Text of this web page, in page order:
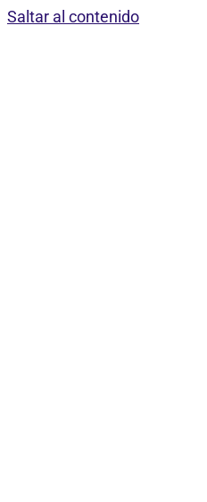
Saltar al contenido